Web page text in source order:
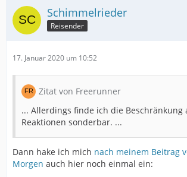
Schimmelrieder
Reisender
17. Januar 2020 um 10:52
Zitat von Freerunner
... Allerdings finde ich die Beschränkung
Reaktionen sonderbar. ...
Dann hake ich mich nach meinem Beitrag
Morgen auch hier noch einmal ein: